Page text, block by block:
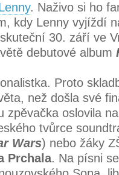
. Naživo si ho
kdy Lenny vyjíždí
30. září ve
debutové album
Proto
než došla své
zpěvačka oslovila
tvůrce
Wars) nebo žáky
Prchala. Na písni